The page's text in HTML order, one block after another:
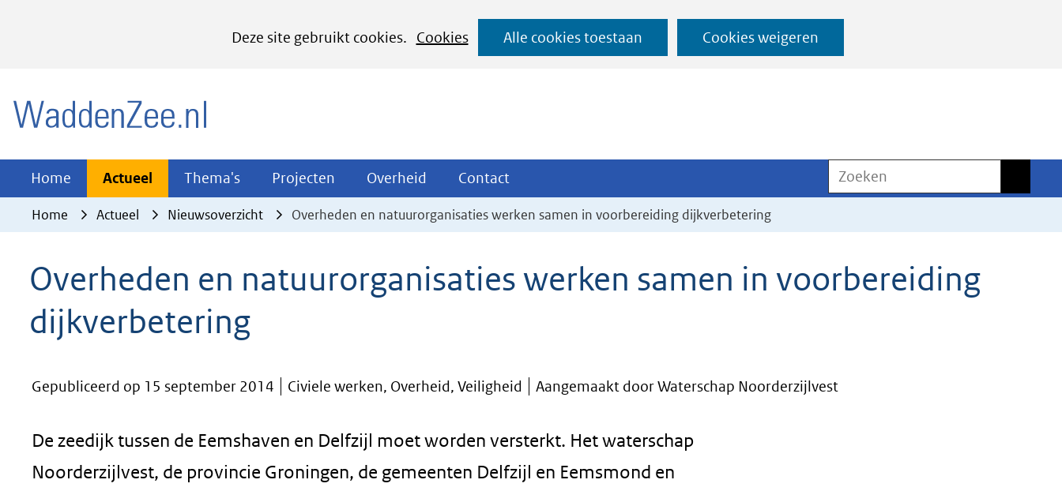
Deze site gebruikt cookies.
Cookies
het
cookies
website
worden
toegestaan
Alle cookies toestaan Cookies weigeren
Ga
naar
Home Actueel Actueel
Uitklappen
Thema's Thema's
Uitklappen
Projecten Projecten
Uitklappen
Overheid Overheid
Uitklappen
Contact
Uitklappen
Zoeken
Home Actueel Nieuwsoverzicht Overheden en natuurorganisaties werken samen in voorbereiding dijkverbetering
Overheden en natuurorganisaties werken samen in voorbereiding
dijkverbetering
Gepubliceerd op 15 september 2014 Civiele werken, Overheid, Veiligheid Aangemaakt door Waterschap Noorderzijlvest
De zeedijk tussen de Eemshaven en Delfzijl moet worden versterkt. Het waterschap
Noorderzijlvest, de provincie Groningen, de gemeenten Delfzijl en Eemsmond en